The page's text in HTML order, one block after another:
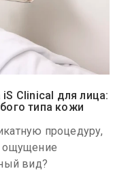
Clinical для лица:
типа кожи
процедуру,
ощущение
вид?